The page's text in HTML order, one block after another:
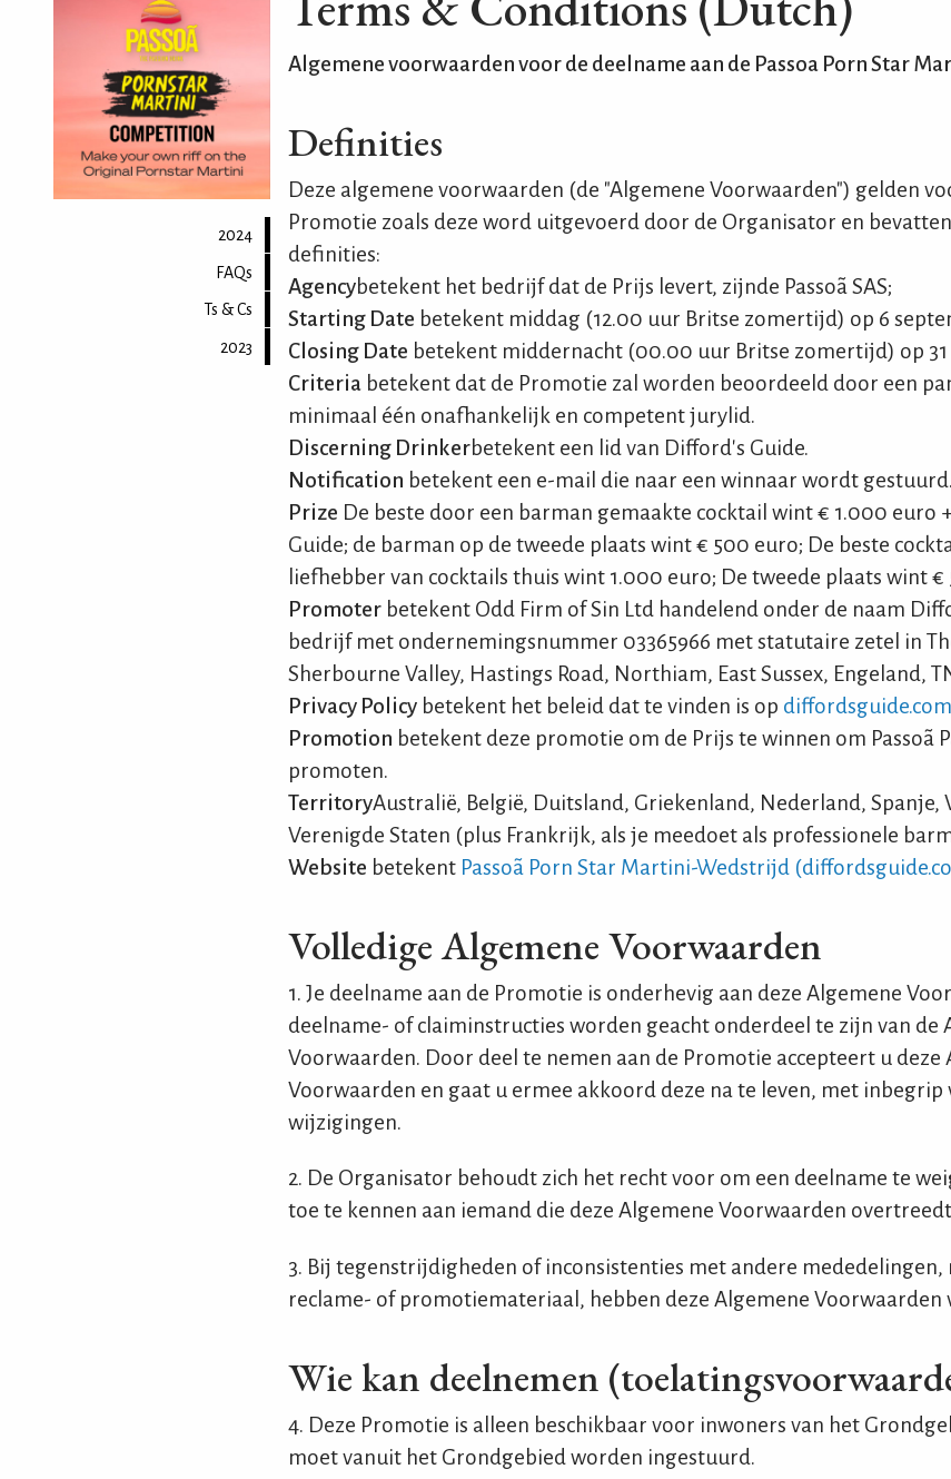
2024
FAQs
Ts & Cs
2023
Algemene voorwaarden voor de deelname aan de Passoa Porn Star
Definities
Deze algemene voorwaarden (de "Algemene Voorwaarden") gelden
Promotie zoals deze word uitgevoerd door de Organisator en
definities:
Agencybetekent het bedrijf dat de Prijs levert, zijnde Passoã SAS;
Starting Date betekent middag (12.00 uur Britse zomertijd) op 6
Closing Date betekent middernacht (00.00 uur Britse zomertijd) op 31
Criteriabetekent dat de Promotie zal worden beoordeeld door een
minimaal één onafhankelijk en competent jurylid.
Discerning Drinkerbetekent een lid van Difford's Guide.
Notification betekent een e-mail die naar een winnaar wordt gestuurd.
Prize De beste door een barman gemaakte cocktail wint € 1.000 euro
Guide; de barman op de tweede plaats wint € 500 euro; De beste
liefhebber van cocktails thuis wint 1.000 euro; De tweede plaats wint €
Promoterbetekent Odd Firm of Sin Ltd handelend onder de naam
bedrijf met ondernemingsnummer 03365966 met statutaire zetel in
Sherbourne Valley, Hastings Road, Northiam, East Sussex, Engeland,
Privacy Policybetekent het beleid dat te vinden is op diffordsguide.com
Promotion betekent deze promotie om de Prijs te winnen om Passoã
promoten.
TerritoryAustralië, België, Duitsland, Griekenland, Nederland,
Verenigde Staten (plus Frankrijk, als je meedoet als professionele
Website betekent Passoã Porn Star Martini-Wedstrijd
Volledige Algemene Voorwaarden
1. Je deelname aan de Promotie is onderhevig aan deze Algemene
deelname- of claiminstructies worden geacht onderdeel te zijn van de
Voorwaarden. Door deel te nemen aan de Promotie accepteert u deze
Voorwaarden en gaat u ermee akkoord deze na te leven, met inbegrip
wijzigingen.
2. De Organisator behoudt zich het recht voor om een deelname te
toe te kennen aan iemand die deze Algemene Voorwaarden
3. Bij tegenstrijdigheden of inconsistenties met andere
reclame- of promotiemateriaal, hebben deze Algemene Voorwaarden
Wie kan deelnemen
4. Deze Promotie is alleen beschikbaar voor inwoners van het
moet vanuit het Grondgebied worden ingestuurd.